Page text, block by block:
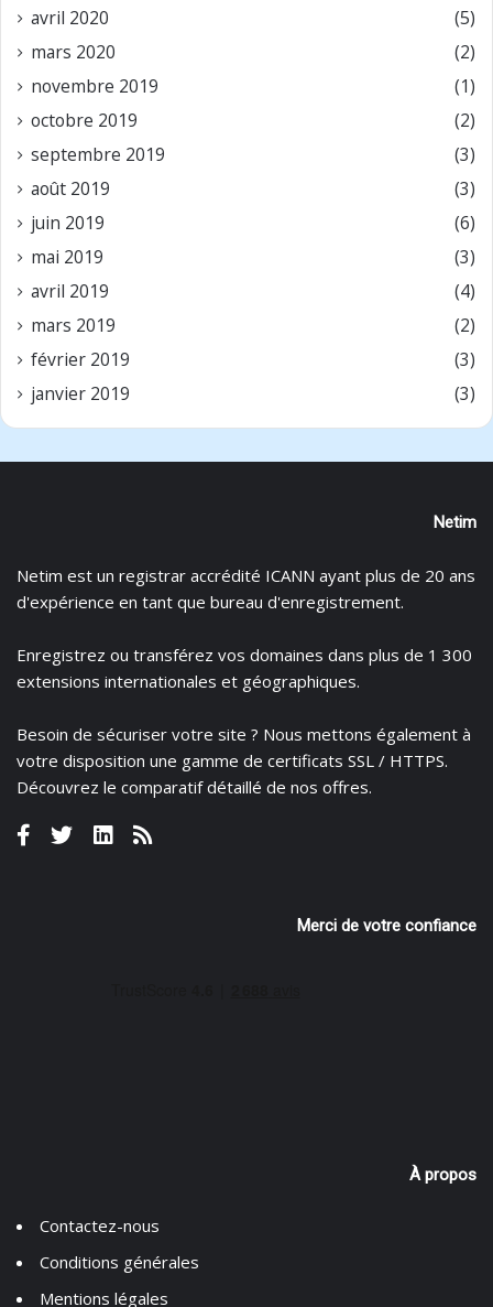
avril 2020
(5)
mars 2020
(2)
novembre 2019
(1)
octobre 2019
(2)
septembre 2019
(3)
août 2019
(3)
juin 2019
(6)
mai 2019
(3)
avril 2019
(4)
mars 2019
(2)
février 2019
(3)
janvier 2019
(3)
Netim
Netim est un registrar accrédité ICANN ayant plus de 20 ans
d'expérience en tant que bureau d'enregistrement.
Enregistrez ou transférez vos domaines dans plus de 1 300
extensions internationales et géographiques.
Besoin de sécuriser votre site ? Nous mettons également à
votre disposition une gamme de certificats SSL / HTTPS.
Découvrez le comparatif détaillé de nos offres.
Merci de votre confiance
À propos
Contactez-nous
Conditions générales
Mentions légales